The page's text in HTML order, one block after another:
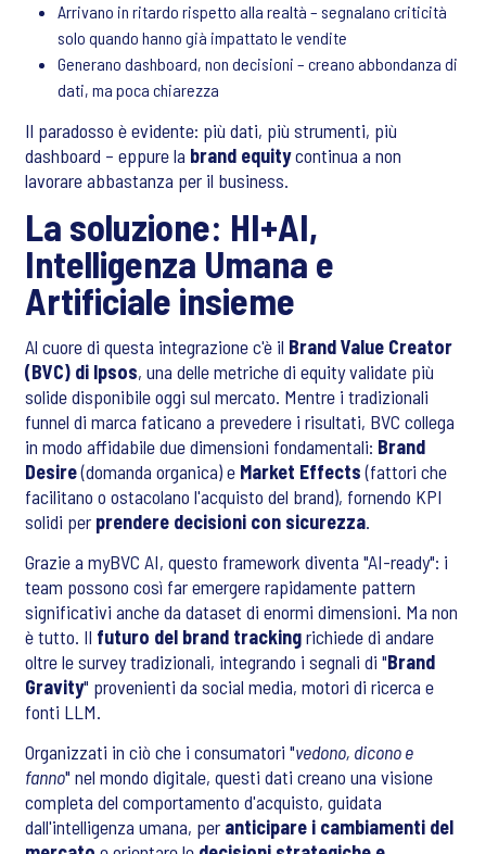
Arrivano in ritardo rispetto alla realtà – segnalano criticità
solo quando hanno già impattato le vendite
Generano dashboard, non decisioni – creano abbondanza di
dati, ma poca chiarezza
Il paradosso è evidente: più dati, più strumenti, più
dashboard – eppure la brand equitycontinua a non
lavorare abbastanza per il business.
La soluzione: HI+AI,
Intelligenza Umana e
Artificiale insieme
Al cuore di questa integrazione c'è il Brand Value Creator
(BVC) di Ipsos, una delle metriche di equity validate più
solide disponibile oggi sul mercato. Mentre i tradizionali
funnel di marca faticano a prevedere i risultati, BVC collega
in modo affidabile due dimensioni fondamentali: Brand
Desire(domanda organica) e Market Effects(fattori che
facilitano o ostacolano l'acquisto del brand), fornendo KPI
solidi per prendere decisioni con sicurezza.
Grazie a myBVC AI, questo framework diventa "AI-ready": i
team possono così far emergere rapidamente pattern
significativi anche da dataset di enormi dimensioni. Ma non
è tutto. Il futuro del brand trackingrichiede di andare
oltre le survey tradizionali, integrando i segnali di "Brand
Gravity" provenienti da social media, motori di ricerca e
fonti LLM.
Organizzati in ciò che i consumatori "vedono, dicono e
fanno" nel mondo digitale, questi dati creano una visione
completa del comportamento d'acquisto, guidata
dall'intelligenza umana, per anticipare i cambiamenti del